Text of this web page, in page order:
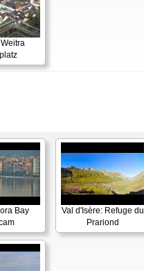
Bay
Val d'Isère: Refuge du
Prariond